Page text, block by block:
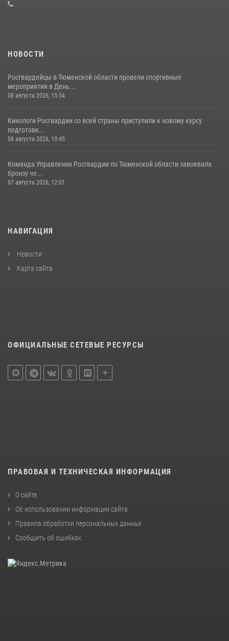
16 июля 2026, 10:42
НОВОСТИ
Росгвардейцы в Тюменской области провели спортивные
мероприятия в День...
08 августа 2026, 15:54
Кинологи Росгвардии со всей страны приступили к новому курсу
подготовк...
08 августа 2026, 10:45
Команда Управления Росгвардии по Тюменской области завоевала
бронзу че...
07 августа 2026, 12:01
НАВИГАЦИЯ
Новости
Карта сайта
ОФИЦИАЛЬНЫЕ СЕТЕВЫЕ РЕСУРСЫ
ПРАВОВАЯ И ТЕХНИЧЕСКАЯ ИНФОРМАЦИЯ
О сайте
Об использовании информации сайта
Правила обработки персональных данных
Сообщить об ошибках.